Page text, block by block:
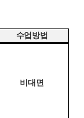
수업방법
비대면